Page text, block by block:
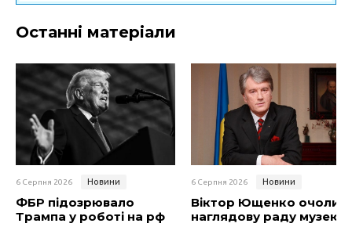
Останні матеріали
6 Серпня 2026 Новини
ФБР підозрювало
Трампа у роботі на рф
6 Серпня 2026 Новини
Віктор Ющенко очолив
наглядову раду музею